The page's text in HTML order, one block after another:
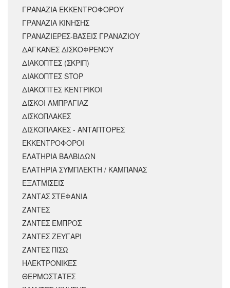
ΓΡΑΝΑΖΙΑ ΕΚΚΕΝΤΡΟΦΟΡΟΥ
ΓΡΑΝΑΖΙΑ ΚΙΝΗΣΗΣ
ΓΡΑΝΑΖΙΕΡΕΣ-ΒΑΣΕΙΣ ΓΡΑΝΑΖΙΟΥ
ΔΑΓΚΑΝΕΣ ΔΙΣΚΟΦΡΕΝΟΥ
ΔΙΑΚΟΠΤΕΣ (ΣΚΡΙΠ)
ΔΙΑΚΟΠΤΕΣ STOP
ΔΙΑΚΟΠΤΕΣ ΚΕΝΤΡΙΚΟΙ
ΔΙΣΚΟΙ ΑΜΠΡΑΓΙΑΖ
ΔΙΣΚΟΠΛΑΚΕΣ
ΔΙΣΚΟΠΛΑΚΕΣ - ΑΝΤΑΠΤΟΡΕΣ
ΕΚΚΕΝΤΡΟΦΟΡΟΙ
ΕΛΑΤΗΡΙΑ ΒΑΛΒΙΔΩΝ
ΕΛΑΤΗΡΙΑ ΣΥΜΠΛΕΚΤΗ / ΚΑΜΠΑΝΑΣ
ΕΞΑΤΜΙΣΕΙΣ
ΖΑΝΤΑΣ ΣΤΕΦΑΝΙΑ
ΖΑΝΤΕΣ
ΖΑΝΤΕΣ ΕΜΠΡΟΣ
ΖΑΝΤΕΣ ΖΕΥΓΑΡΙ
ΖΑΝΤΕΣ ΠΙΣΩ
ΗΛΕΚΤΡΟΝΙΚΕΣ
ΘΕΡΜΟΣΤΑΤΕΣ